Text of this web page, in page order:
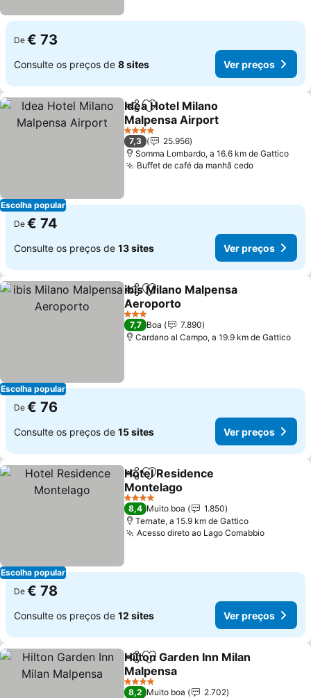
De € 73
Consulte os preços de 8 sites Ver preços
Escolha popular
PartilharAdicionar aos favoritos
Idea Hotel Milano
Malpensa Airport
4 Estrelas
7,3
25.956
Somma Lombardo, a 16.6 km de Gattico
Buffet de café da manhã cedo
De € 74
Consulte os preços de 13 sites Ver preços
Escolha popular
PartilharAdicionar aos favoritos
ibis Milano Malpensa
Aeroporto
3 Estrelas
7,7 Boa
7.890
Cardano al Campo, a 19.9 km de Gattico
De € 76
Consulte os preços de 15 sites Ver preços
Escolha popular
PartilharAdicionar aos favoritos
Hotel Residence
Montelago
4 Estrelas
8,4 Muito boa
1.850
Ternate, a 15.9 km de Gattico
Acesso direto ao Lago Comabbio
De € 78
Consulte os preços de 12 sites Ver preços
PartilharAdicionar aos favoritos
Hilton Garden Inn Milan
Malpensa
4 Estrelas
8,2 Muito boa
2.702